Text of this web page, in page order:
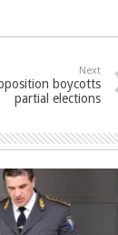
Next
boycotts
partial elections